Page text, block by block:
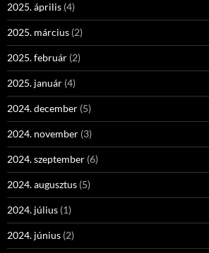
2025. április (4)
2025. március (2)
2025. február (2)
2025. január (4)
2024. december (5)
2024. november (3)
2024. szeptember (6)
2024. augusztus (5)
2024. július (1)
2024. június (2)